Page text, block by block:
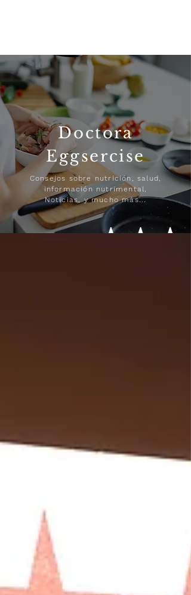
Doctora
Eggsercise
Consejos sobre nutrición, salud,
información nutrimental,
Noticias, y mucho más...